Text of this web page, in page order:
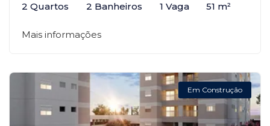
2 Quartos 2 Banheiros 1 Vaga 51 m²
Mais informações
Em Construção